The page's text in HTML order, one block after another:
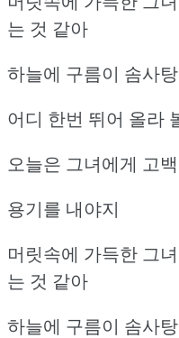
는 것 같아
하늘에 구름이 솜사
어디 한번 뛰어 올라
오늘은 그녀에게 고
용기를 내야지
머릿속에 가득한 그
는 것 같아
하늘에 구름이 솜사